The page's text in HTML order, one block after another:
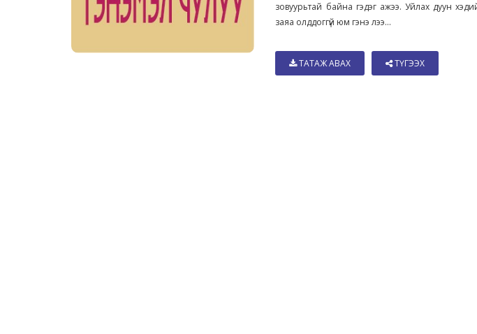
зовуурьтай байна гэдэг ажээ. Уйлах дуун
заяа олддоггүй юм гэнэ лээ...
ТАТАЖ АВАХ ТҮГЭЭХ